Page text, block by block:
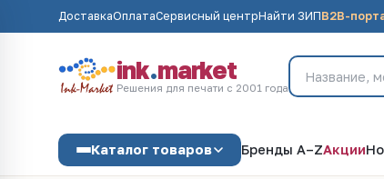
ДоставкаОплатаСервисный центрНайти ЗИПB2B-
ink.market
Решения для печати с 2001 года
Каталог товаров Бренды A–ZАкции